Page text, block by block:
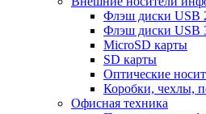
Флэш диски USB
Флэш диски USB
MicroSD карты
SD карты
Оптические
Коробки, чехлы,
Офисная техника